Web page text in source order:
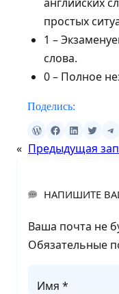
простых
1 –
слова.
0 – Полное
Поделись:
« Предыдущая
НАПИШИТЕ
Ваша почта не
Обязательные
Имя *